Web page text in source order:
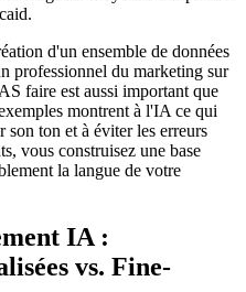
d'un ensemble de données
professionnel du marketing sur
faire est aussi important que
montrent à l'IA ce qui
ton et à éviter les erreurs
vous construisez une base
la langue de votre
IA :
vs. Fine-